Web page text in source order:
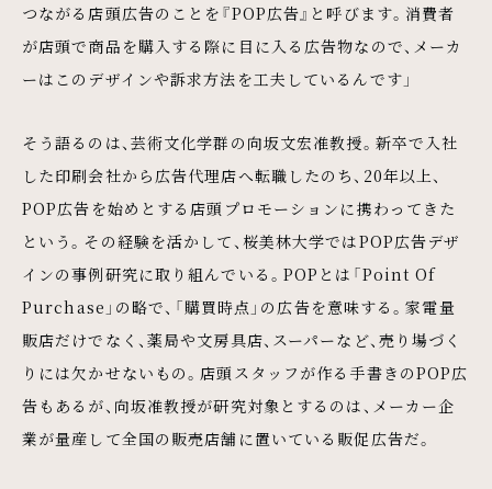
つながる店頭広告のことを『POP広告』と呼びます。消費者
が店頭で商品を購入する際に目に入る広告物なので、メーカ
ーはこのデザインや訴求方法を工夫しているんです」
そう語るのは、芸術文化学群の向坂文宏准教授。新卒で入社
した印刷会社から広告代理店へ転職したのち、20年以上、
POP広告を始めとする店頭プロモーションに携わってきた
という。その経験を活かして、桜美林大学ではPOP広告デザ
インの事例研究に取り組んでいる。POPとは「Point Of
Purchase」の略で、「購買時点」の広告を意味する。家電量
販店だけでなく、薬局や文房具店、スーパーなど、売り場づく
りには欠かせないもの。店頭スタッフが作る手書きのPOP広
告もあるが、向坂准教授が研究対象とするのは、メーカー企
業が量産して全国の販売店舗に置いている販促広告だ。